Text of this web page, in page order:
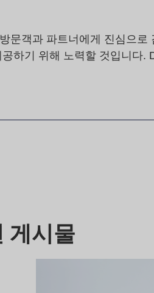
문객과 파트너에게 진심으
하기 위해 노력할 것입니다.
게시물